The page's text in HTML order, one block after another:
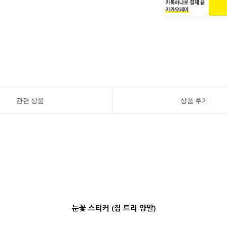
관련 상품 상품 후기
눈꽃 스티커 (집 트리 양말)